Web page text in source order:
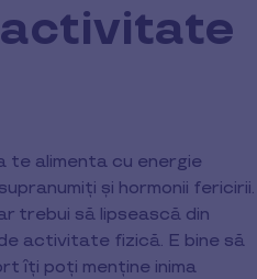
alimenta cu energie
și hormonii fericirii.
trebui să lipsească din
activitate fizică. E bine să
îți poți menține inima